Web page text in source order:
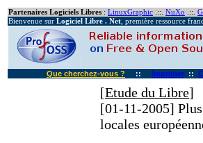
Partenaires Logiciels Libres : LinuxGraphic .::. NuXo .::.
Bienvenue sur Logiciel Libre . Net , première ressource
Que cherchez-vous ? :: Imprimer ::
[Etude du Libre]
[01-11-2005]
locales